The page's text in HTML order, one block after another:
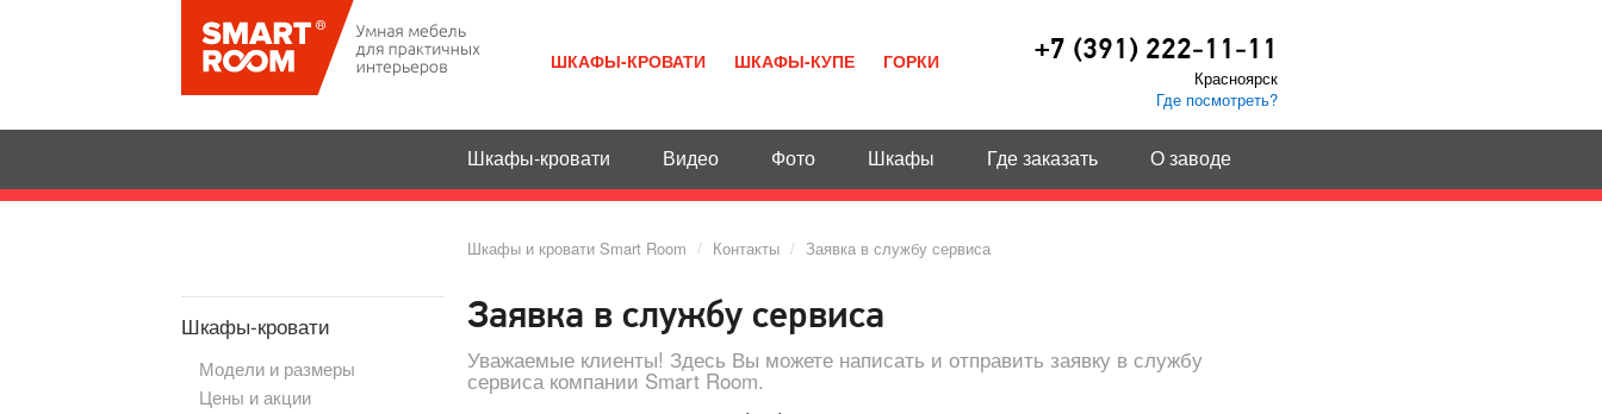
ШКАФЫ-КРОВАТИ ШКАФЫ-КУПЕ ГОРКИ +7 (391) 222-11-11
Красноярск
Где посмотреть?
Шкафы-кровати Видео Фото Шкафы Где заказать О заводе
Шкафы-кровати
Модели и размеры
Цены и акции
Шкафы и кровати Smart Room / Контакты / Заявка в службу сервиса
Заявка в службу сервиса
Уважаемые клиенты! Здесь Вы можете написать и отправить заявку в службу
сервиса компании Smart Room.